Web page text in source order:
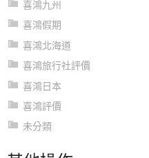
喜鴻九州
喜鴻假期
喜鴻北海道
喜鴻旅行社評價
喜鴻日本
喜鴻評價
未分類